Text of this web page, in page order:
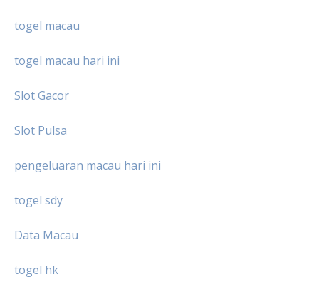
togel macau
togel macau hari ini
Slot Gacor
Slot Pulsa
pengeluaran macau hari ini
togel sdy
Data Macau
togel hk